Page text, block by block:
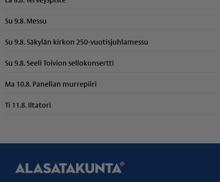
Su 9.8. Messu
Su 9.8. Säkylän kirkon 250-vuotisjuhlamessu
Su 9.8. Seeli Toivion sellokonsertti
Ma 10.8. Panelian murrepiiri
Ti 11.8. Iltatori